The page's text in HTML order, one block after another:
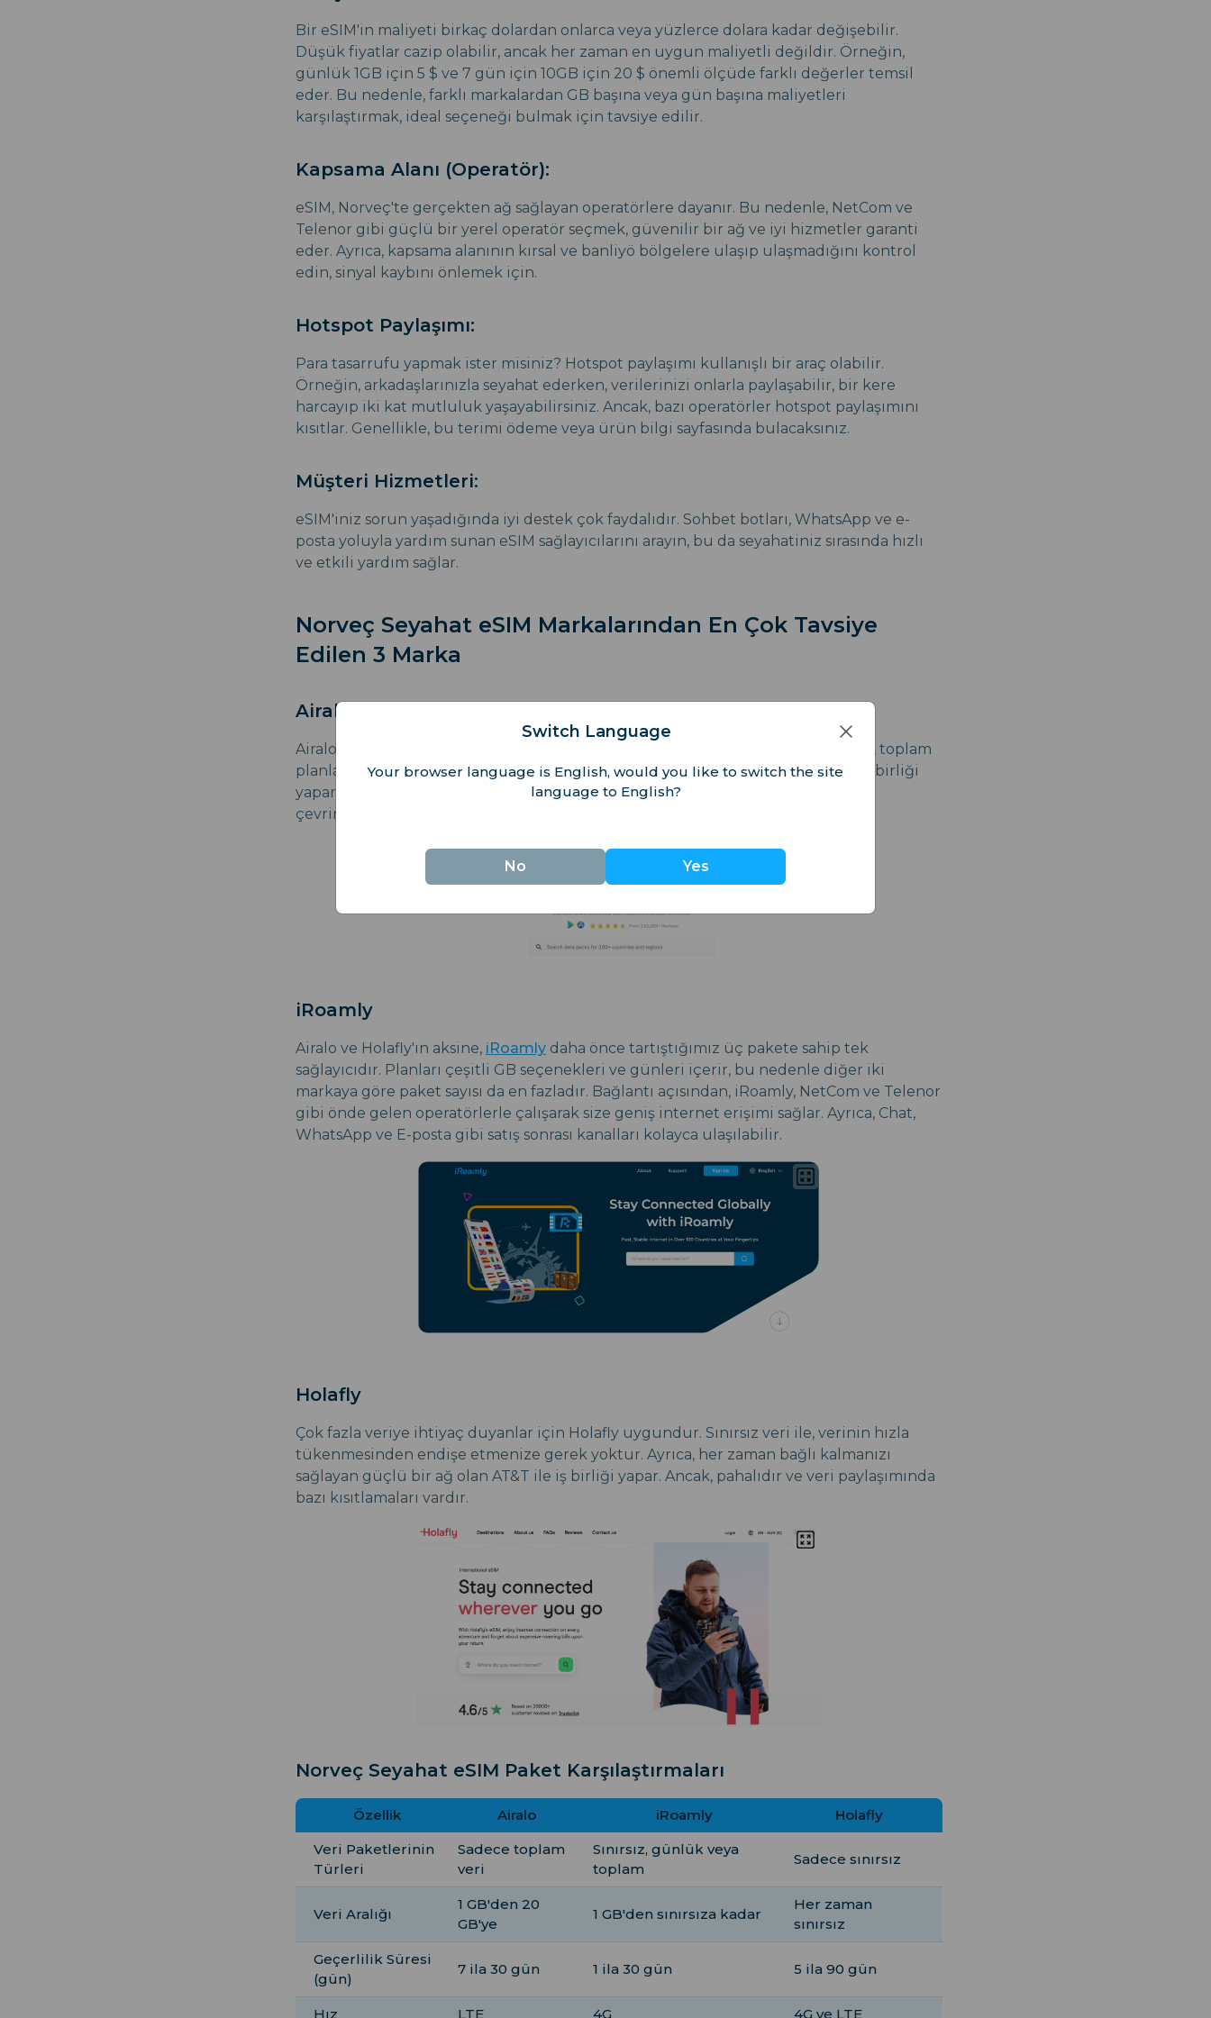
Bir eSIM'in maliyeti birkaç dolardan onlarca veya yüzlerce dolara kadar değişebilir.
Düşük fiyatlar cazip olabilir, ancak her zaman en uygun maliyetli değildir. Örneğin,
günlük 1GB için 5 $ ve 7 gün için 10GB için 20 $ önemli ölçüde farklı değerler temsil
eder. Bu nedenle, farklı markalardan GB başına veya gün başına maliyetleri
karşılaştırmak, ideal seçeneği bulmak için tavsiye edilir.
Kapsama Alanı (Operatör):
eSIM, Norveç'te gerçekten ağ sağlayan operatörlere dayanır. Bu nedenle, NetCom ve
Telenor gibi güçlü bir yerel operatör seçmek, güvenilir bir ağ ve iyi hizmetler garanti
eder. Ayrıca, kapsama alanının kırsal ve banliyö bölgelere ulaşıp ulaşmadığını kontrol
edin, sinyal kaybını önlemek için.
Hotspot Paylaşımı:
Para tasarrufu yapmak ister misiniz? Hotspot paylaşımı kullanışlı bir araç olabilir.
Örneğin, arkadaşlarınızla seyahat ederken, verilerinizi onlarla paylaşabilir, bir kere
harcayıp iki kat mutluluk yaşayabilirsiniz. Ancak, bazı operatörler hotspot paylaşımını
kısıtlar. Genellikle, bu terimi ödeme veya ürün bilgi sayfasında bulacaksınız.
Müşteri Hizmetleri:
eSIM'iniz sorun yaşadığında iyi destek çok faydalıdır. Sohbet botları, WhatsApp ve e-
posta yoluyla yardım sunan eSIM sağlayıcılarını arayın, bu da seyahatiniz sırasında hızlı
ve etkili yardım sağlar.
Norveç Seyahat eSIM Markalarından En Çok Tavsiye
Edilen 3 Marka
Airalo
Airalo, çoğunlukla 7 ila 30 gün arasında değişen birkaç seçenekle tek bir paket, toplam
planlar sunar. Norveç'in en büyük yerel operatörlerinden biri olan Telenor ile işbirliği
yaparak müşterilere mükemmel hizmet ve geniş internet erişimi sağlar. Ayrıca,
çevrimiçi sohbet botu ile çoğu eSIM sorununu çözebilirsiniz.
iRoamly
Airalo ve Holafly'ın aksine, iRoamly daha önce tartıştığımız üç pakete sahip tek
sağlayıcıdır. Planları çeşitli GB seçenekleri ve günleri içerir, bu nedenle diğer iki
markaya göre paket sayısı da en fazladır. Bağlantı açısından, iRoamly, NetCom ve Telenor
gibi önde gelen operatörlerle çalışarak size geniş internet erişimi sağlar. Ayrıca, Chat,
WhatsApp ve E-posta gibi satış sonrası kanalları kolayca ulaşılabilir.
Holafly
Çok fazla veriye ihtiyaç duyanlar için Holafly uygundur. Sınırsız veri ile, verinin hızla
tükenmesinden endişe etmenize gerek yoktur. Ayrıca, her zaman bağlı kalmanızı
sağlayan güçlü bir ağ olan AT&T ile iş birliği yapar. Ancak, pahalıdır ve veri paylaşımında
bazı kısıtlamaları vardır.
Norveç Seyahat eSIM Paket Karşılaştırmaları
Özellik Airalo iRoamly
Holafly
Veri Paketlerinin
Türleri
Sadece toplam
veri
Sınırsız, günlük veya
toplam
Sadece sınırsız
Veri Aralığı
1 GB'den 20
GB'ye
1 GB'den sınırsıza kadar
Her zaman
sınırsız
Geçerlilik Süresi
(gün)
7 ila 30 gün 1 ila 30 gün 5 ila 90 gün
Hız LTE 4G 4G ve LTE
Switch Language
Your browser language is English, would you like to switch the site
language to English?
No Yes